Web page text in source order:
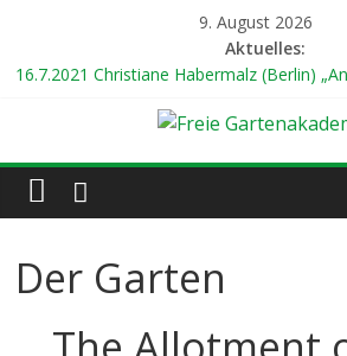
springen
9. August 2026
Aktuelles:
16.7.2021 Christiane Habermalz (Berlin)
24.7.2021 Prof. Dr. Gert Gröning (Berlin)
8.8.2021 Dr. Renate Hücking (Hamburg)
Gärten der Welt“
22.8.2021 19 Uhr Abschlusskonzert mit
Freie
hier
Kultur
Der Garten